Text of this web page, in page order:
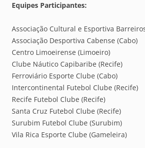
Equipes Participantes:
Associação Cultural e Esportiva
Associação Desportiva Cabense (Cabo)
Centro Limoeirense (Limoeiro)
Clube Náutico Capibaribe (Recife)
Ferroviário Esporte Clube (Cabo)
Intercontinental Futebol Clube (Recife)
Recife Futebol Clube (Recife)
Santa Cruz Futebol Clube (Recife)
Surubim Futebol Clube (Surubim)
Vila Rica Esporte Clube (Gameleira)